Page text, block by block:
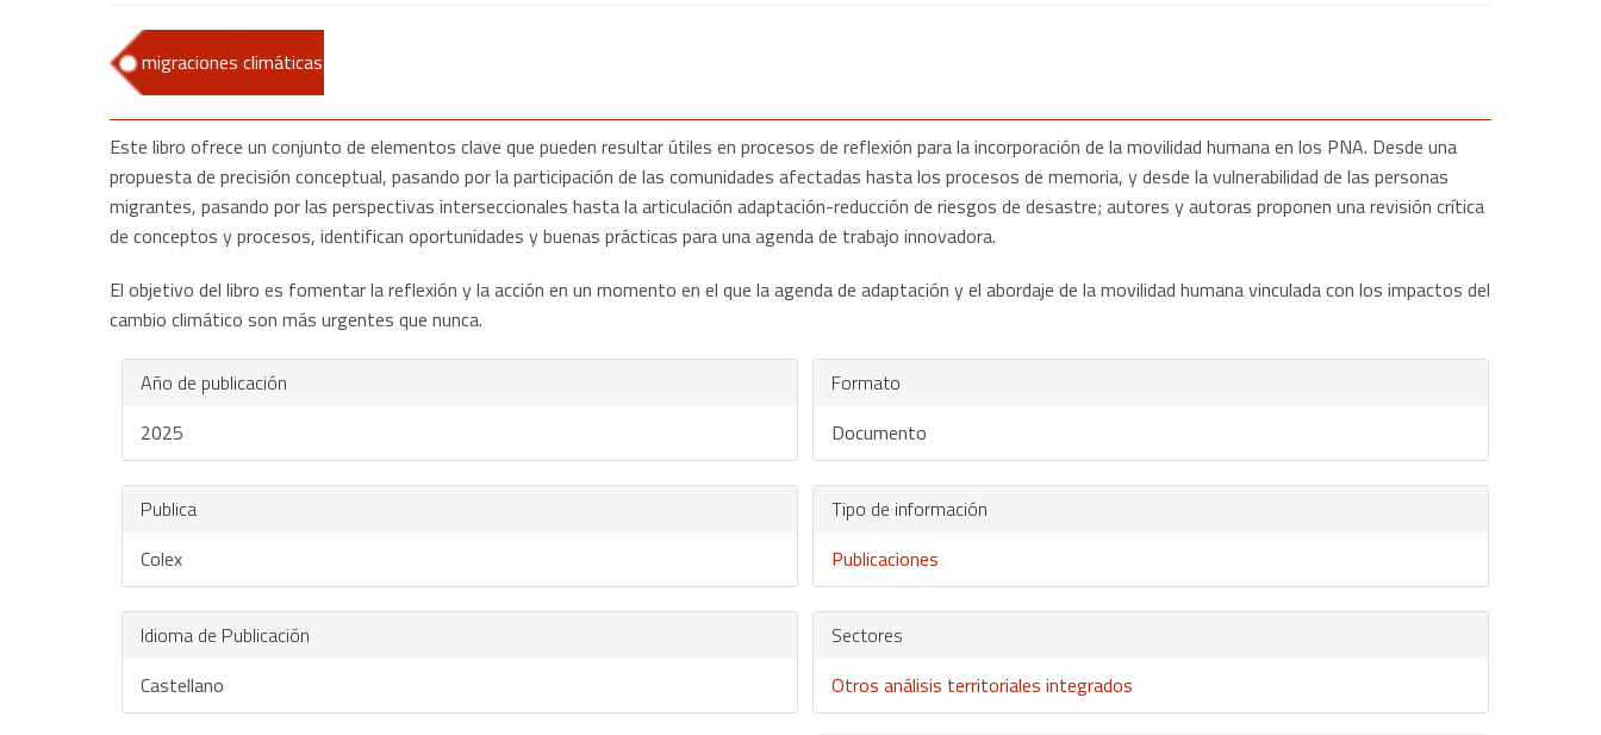
migraciones climáticas
Este libro ofrece un conjunto de elementos clave que pueden resultar útiles en procesos de reflexión para la incorporación de la movilidad humana en los PNA. Desde una
propuesta de precisión conceptual, pasando por la participación de las comunidades afectadas hasta los procesos de memoria, y desde la vulnerabilidad de las personas
migrantes, pasando por las perspectivas interseccionales hasta la articulación adaptación-reducción de riesgos de desastre; autores y autoras proponen una revisión crítica
de conceptos y procesos, identifican oportunidades y buenas prácticas para una agenda de trabajo innovadora.
El objetivo del libro es fomentar la reflexión y la acción en un momento en el que la agenda de adaptación y el abordaje de la movilidad humana vinculada con los impactos del
cambio climático son más urgentes que nunca.
Año de publicación
2025
Publica
Colex
Idioma de Publicación
Castellano
Formato
Documento
Tipo de información
Publicaciones
Sectores
Otros análisis territoriales integrados